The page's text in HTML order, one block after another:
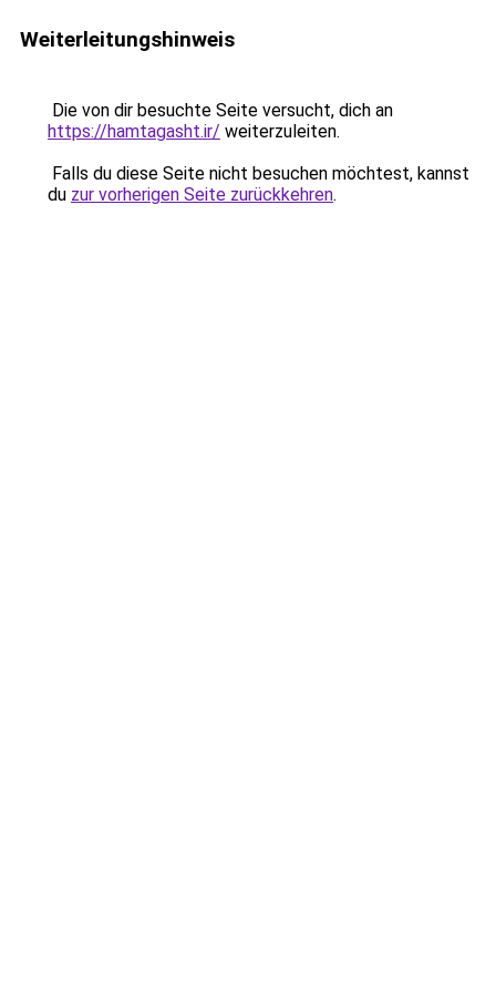
Weiterleitungshinweis
Die von dir besuchte Seite versucht, dich an
https://hamtagasht.ir/ weiterzuleiten.
Falls du diese Seite nicht besuchen möchtest, kannst
du zur vorherigen Seite zurückkehren.